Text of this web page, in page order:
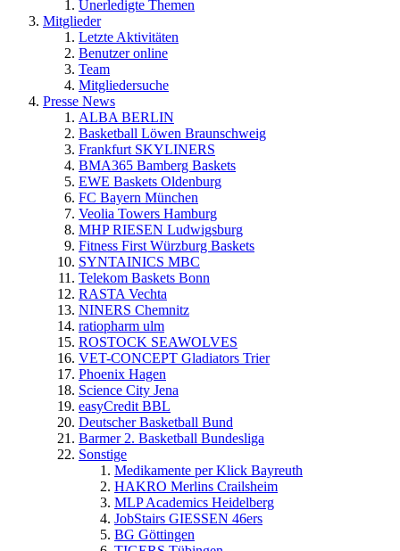
Unerledigte Themen
Mitglieder
Letzte Aktivitäten
Benutzer online
Team
Mitgliedersuche
Presse News
ALBA BERLIN
Basketball Löwen Braunschweig
Frankfurt SKYLINERS
BMA365 Bamberg Baskets
EWE Baskets Oldenburg
FC Bayern München
Veolia Towers Hamburg
MHP RIESEN Ludwigsburg
Fitness First Würzburg Baskets
SYNTAINICS MBC
Telekom Baskets Bonn
RASTA Vechta
NINERS Chemnitz
ratiopharm ulm
ROSTOCK SEAWOLVES
VET-CONCEPT Gladiators Trier
Phoenix Hagen
Science City Jena
easyCredit BBL
Deutscher Basketball Bund
Barmer 2. Basketball Bundesliga
Sonstige
Medikamente per Klick Bayreuth
HAKRO Merlins Crailsheim
MLP Academics Heidelberg
JobStairs GIESSEN 46ers
BG Göttingen